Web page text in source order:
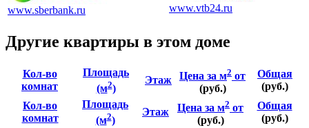
www.sberbank.ru www.vtb24.ru
Другие квартиры в этом доме
Кол-во
комнат
Площадь
(м2)
Этаж Цена за м2 от
(руб.)
Общая
(руб.)
Кол-во
комнат
Площадь
(м2)
Этаж Цена за м2 от
(руб.)
Общая
(руб.)